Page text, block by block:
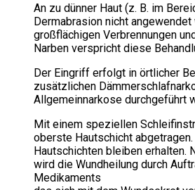
An zu dünner Haut (z. B. im
Dermabrasion nicht angewendet
großflächigen Verbrennungen
Narben verspricht diese
Der Eingriff erfolgt in örtlicher
zusätzlichen
Allgemeinnarkose durchgeführt
Mit einem speziellen
oberste Hautschicht
Hautschichten bleiben erhalten.
wird die Wundheilung durch
Medikaments